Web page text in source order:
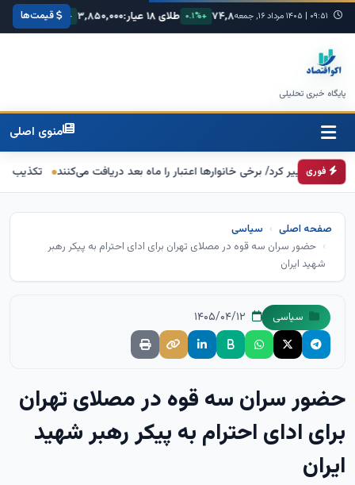
۰۹:۵۱ | ۱۴۰۵ مرداد ۱۶, جمعه +۰.۳% یورو:۷۴,۸۰۰ +۰.۱% طلای ۱۸ عیار: ۳,۸۵۰,۰۰۰ +۱.۲% سکه امامی:
قیمت‌ها
پایگاه خبری تحلیلی
منوی اصلی
فوری
کرد/ برخی خانوارها اعتبار را ماه بعد دریافت می‌کنند تکذیب اعمال ضریب ۲.۷ برای اینترنت بین‌الملل از سوی سازمان
صفحه اصلی
سیاسی
حضور سران سه قوه در مصلای تهران برای ادای احترام به پیکر رهبر
شهید ایران
سیاسی
حضور سران سه قوه در مصلای تهران
برای ادای احترام به پیکر رهبر شهید
ایران